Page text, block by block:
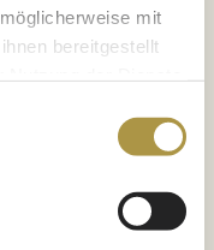
mit
bereitgestellt